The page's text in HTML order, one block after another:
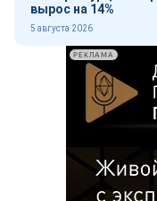
вырос на 14%
5 августа 2026
РЕКЛАМА